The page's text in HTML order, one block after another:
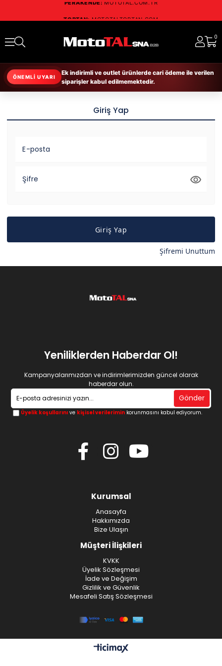
TOPTAN:
MOTOTALTOPTAN.COM
RUKKA • RICHA • DAYTONA
0
ÖNEMLİ UYARI
Ek indirimli ve outlet ürünlerde cari ödeme ile verilen
siparişler kabul edilmemektedir.
Giriş Yap
E-posta
Şifre
Giriş Yap
Şifremi Unuttum
Yeniliklerden Haberdar Ol!
Kampanyalarımızdan ve indirimlerimizden güncel olarak
haberdar olun.
Gönder
Üyelik koşullarını ve kişisel verilerimin korunmasını kabul ediyorum.
Kurumsal
Anasayfa
Hakkımızda
Bize Ulaşın
Müşteri İlişkileri
KVKK
Üyelik Sözleşmesi
İade ve Değişim
Gizlilik ve Güvenlik
Mesafeli Satış Sözleşmesi